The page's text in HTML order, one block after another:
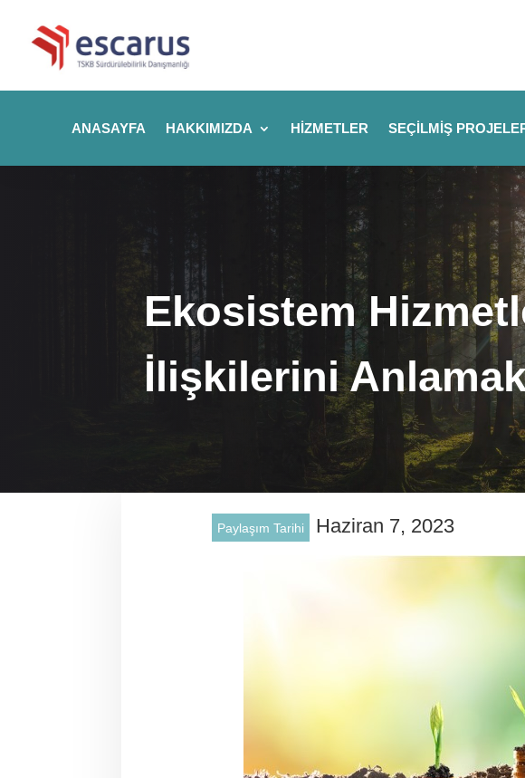
ANASAYFA HAKKIMIZDA HIZMETLER SEÇILMIŞ
Ekosistem
İlişkilerini
Paylaşım Tarihi Haziran 7, 2023